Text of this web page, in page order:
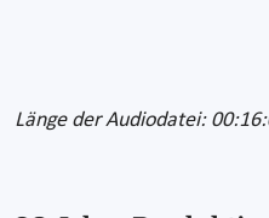
Länge der Audiodatei: